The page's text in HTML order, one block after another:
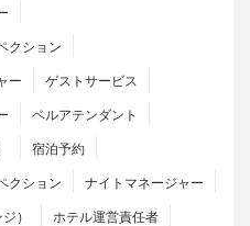
クション
ー
ゲストサービス
ベルアテンダント
宿泊予約
クション
ナイトマネージャー
）
ホテル運営責任者